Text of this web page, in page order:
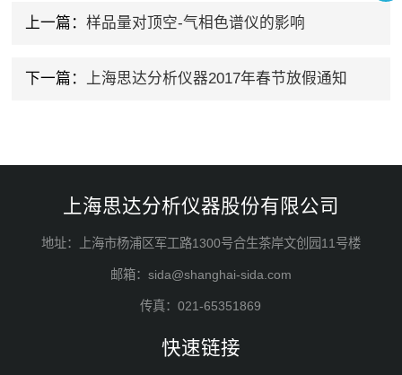
上一篇： 样品量对顶空-气相色谱仪的影响
下一篇： 上海思达分析仪器2017年春节放假通知
上海思达分析仪器股份有限公司
地址：上海市杨浦区军工路1300号合生茶岸文创园11号楼
邮箱：sida@shanghai-sida.com
传真：021-65351869
快速链接